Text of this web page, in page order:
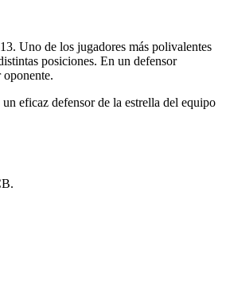
Uno de los jugadores más polivalentes
posiciones. En un defensor
oponente.
eficaz defensor de la estrella del equipo